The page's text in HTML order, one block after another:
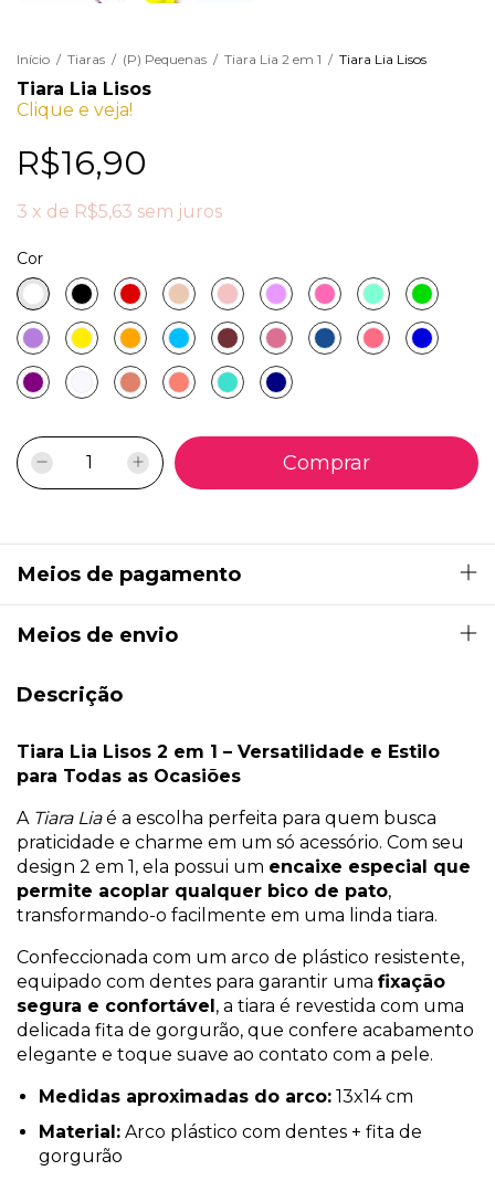
Início / Tiaras / (P) Pequenas / Tiara Lia 2 em 1 / Tiara Lia Lisos
Tiara Lia Lisos
Clique e veja!
R$16,90
3 x de R$5,63 sem juros
Cor
Meios de pagamento
Meios de envio
Descrição
Tiara Lia Lisos 2 em 1 – Versatilidade e Estilo
para Todas as Ocasiões
A Tiara Liaé a escolha perfeita para quem busca
praticidade e charme em um só acessório. Com seu
design 2 em 1, ela possui um encaixe especial que
permite acoplar qualquer bico de pato,
transformando-o facilmente em uma linda tiara.
Confeccionada com um arco de plástico resistente,
equipado com dentes para garantir uma fixação
segura e confortável, a tiara é revestida com uma
delicada fita de gorgurão, que confere acabamento
elegante e toque suave ao contato com a pele.
Medidas aproximadas do arco: 13x14 cm
Material: Arco plástico com dentes + fita de
gorgurão